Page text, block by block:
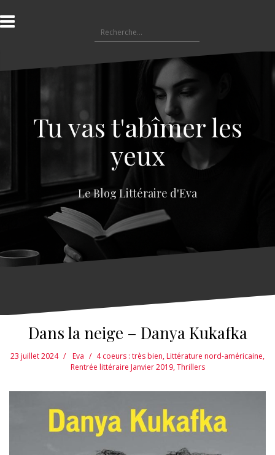
l
a
e
e
Tu vas t'abîmer les
yeux
Le Blog Littéraire d'Eva
Dans la neige – Danya Kukafka
23 juillet 2024 Eva 4 coeurs : très bien,Littérature nord-américaine,
Rentrée littéraire Janvier 2019,Thrillers